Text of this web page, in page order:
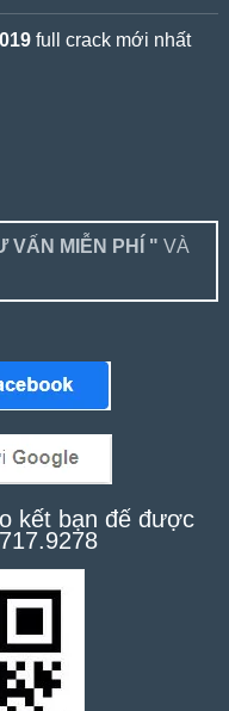
full crack mới nhất
VẤN MIỄN PHÍ " VÀ
kết bạn để được